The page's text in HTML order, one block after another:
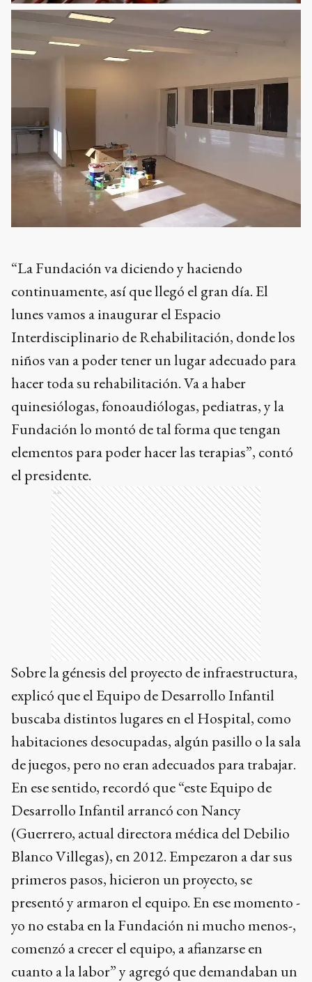
“La Fundación va diciendo y haciendo
continuamente, así que llegó el gran día. El
lunes vamos a inaugurar el Espacio
Interdisciplinario de Rehabilitación, donde los
niños van a poder tener un lugar adecuado para
hacer toda su rehabilitación. Va a haber
quinesiólogas, fonoaudiólogas, pediatras, y la
Fundación lo montó de tal forma que tengan
elementos para poder hacer las terapias”, contó
el presidente.
Ads
Sobre la génesis del proyecto de infraestructura,
explicó que el Equipo de Desarrollo Infantil
buscaba distintos lugares en el Hospital, como
habitaciones desocupadas, algún pasillo o la sala
de juegos, pero no eran adecuados para trabajar.
En ese sentido, recordó que “este Equipo de
Desarrollo Infantil arrancó con Nancy
(Guerrero, actual directora médica del Debilio
Blanco Villegas), en 2012. Empezaron a dar sus
primeros pasos, hicieron un proyecto, se
presentó y armaron el equipo. En ese momento -
yo no estaba en la Fundación ni mucho menos-,
comenzó a crecer el equipo, a afianzarse en
cuanto a la labor” y agregó que demandaban un